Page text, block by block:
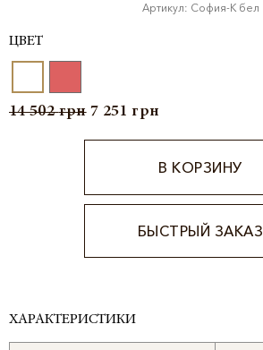
Артикул: София-К бел
ЦВЕТ
14 502грн 7 251грн
В КОРЗИНУ
БЫСТРЫЙ ЗАКАЗ
ХАРАКТЕРИСТИКИ